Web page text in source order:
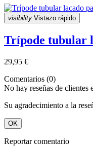
visibility Vistazo rápido
Trípode tubular
29,95 €
Comentarios (0)
No hay reseñas de clientes
Su agradecimiento a la
OK
Reportar comentario